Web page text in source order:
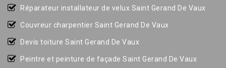
Réparateur installateur de velux Saint Gerand De Vaux
Couvreur charpentier Saint Gerand De Vaux
Devis toiture Saint Gerand De Vaux
Peintre et peinture de façade Saint Gerand De Vaux